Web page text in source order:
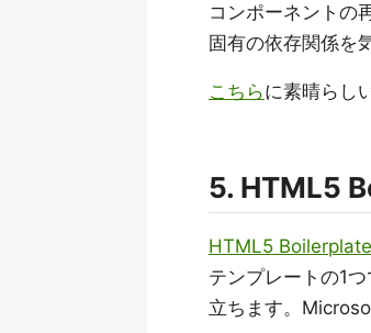
コンポーネントの
固有の依存関係を
こちらに素晴らし
5. HTML5
HTML5 Boilerplate
テンプレートの1
立ちます。